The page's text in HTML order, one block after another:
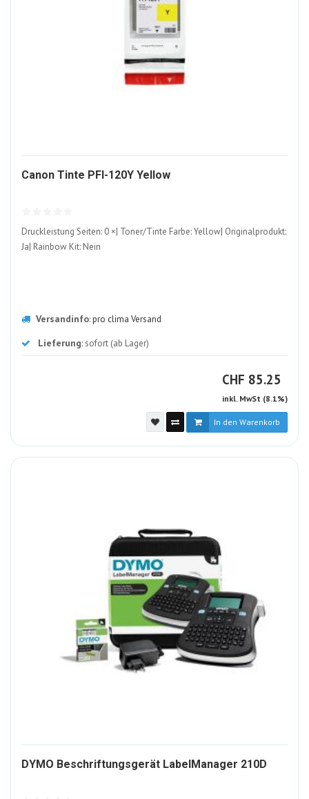
Canon Tinte PFI-120Y Yellow841902-
Druckleistung Seiten: 0 ×| Toner/Tinte Farbe: Yellow| Originalprodukt:
Ja| Rainbow Kit: Nein
Versandinfo:pro clima Versand
Lieferung: sofort (ab Lager)
CHF CHF
85.25
inkl. MwSt (8.1%)
In den Warenkorb
DYMO Beschriftungsgerät LabelManager 210D